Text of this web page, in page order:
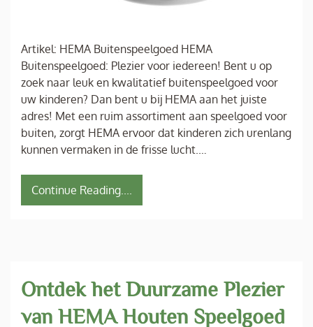
Artikel: HEMA Buitenspeelgoed HEMA
Buitenspeelgoed: Plezier voor iedereen! Bent u op
zoek naar leuk en kwalitatief buitenspeelgoed voor
uw kinderen? Dan bent u bij HEMA aan het juiste
adres! Met een ruim assortiment aan speelgoed voor
buiten, zorgt HEMA ervoor dat kinderen zich urenlang
kunnen vermaken in de frisse lucht.…
Continue Reading....
Ontdek het Duurzame Plezier
van HEMA Houten Speelgoed